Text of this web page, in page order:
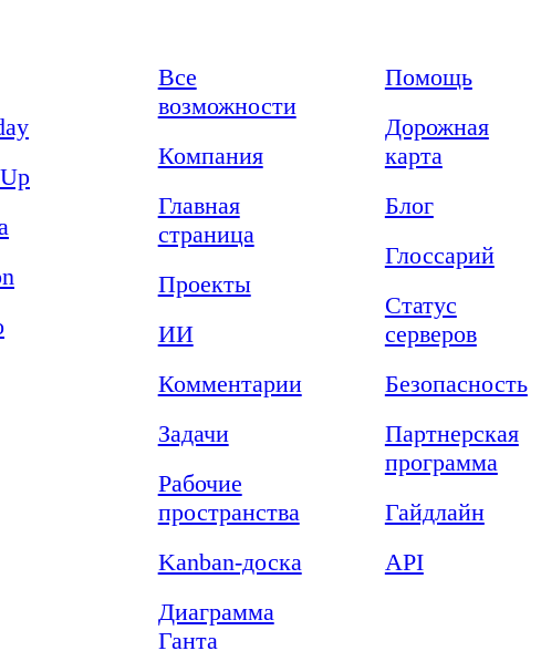
Все
возможности
Компания
Главная
страница
Проекты
ИИ
Комментарии
Задачи
Рабочие
пространства
Kanban-доска
Диаграмма
Ганта
Помощь
Дорожная
карта
Блог
Глоссарий
Статус
серверов
Безопасность
Партнерская
программа
Гайдлайн
API